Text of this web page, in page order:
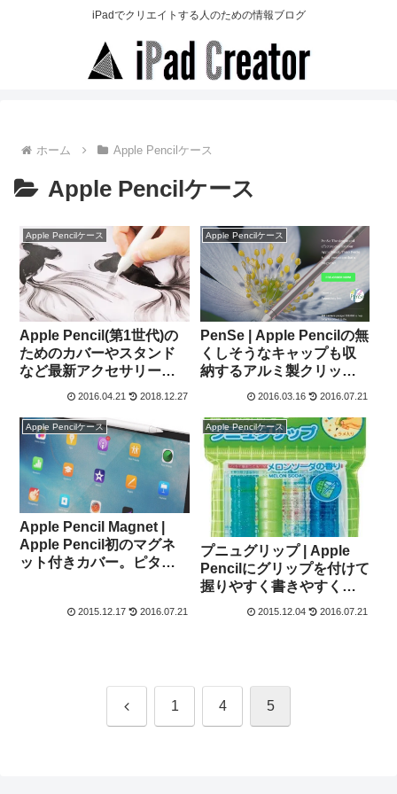
iPadでクリエイトする人のための情報ブログ
ホーム Apple Pencilケース
Apple Pencilケース
Apple Pencilケース
Apple Pencil(第1世代)の
ためのカバーやスタンド
など最新アクセサリーい
2016.04.21 2018.12.27
Apple Pencilケース
PenSe | Apple Pencilの無
くしそうなキャップも収
納するアルミ製クリップ
付きケース[Kickstarter]
2016.03.16 2016.07.21
Apple Pencilケース
Apple Pencil Magnet |
Apple Pencil初のマグネ
ット付きカバー。ピタッ
2015.12.17 2016.07.21
Apple Pencilケース
プニュグリップ | Apple
Pencilにグリップを付けて
握りやすく書きやすくす
2015.12.04 2016.07.21
前 1 4 5